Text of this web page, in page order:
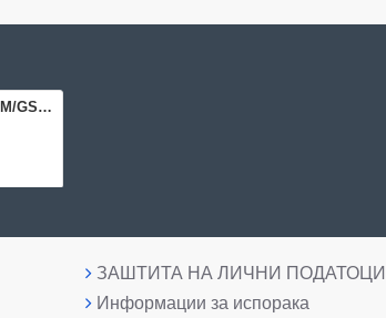
NET SWITCH 8PORT 1000M/GSD-805 PLANET
ЗАШТИТА НА ЛИЧНИ ПОДАТОЦИ
Информации за испорака